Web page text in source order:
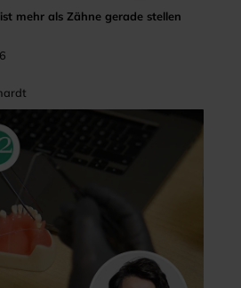
mehr als Zähne gerade stellen